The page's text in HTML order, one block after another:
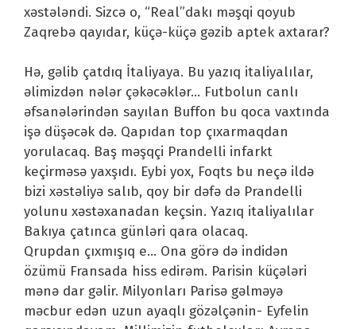
xəstələndi. Sizcə o, “Real”dakı məşqi qoyub
Zaqrebə qayıdar, küçə-küçə gəzib aptek axtarar?
Hə, gəlib çatdıq İtaliyaya. Bu yazıq italiyalılar,
əlimizdən nələr çəkəcəklər… Futbolun canlı
əfsanələrindən sayılan Buffon bu qoca vaxtında
işə düşəcək də. Qapıdan top çıxarmaqdan
yorulacaq. Baş məşqçi Prandelli infarkt
keçirməsə yaxşıdı. Eybi yox, Foqts bu neçə ildə
bizi xəstəliyə salıb, qoy bir dəfə də Prandelli
yolunu xəstəxanadan keçsin. Yazıq italiyalılar
Bakıya çatınca günləri qara olacaq.
Qrupdan çıxmışıq e… Ona görə də indidən
özümü Fransada hiss edirəm. Parisin küçələri
mənə dar gəlir. Milyonları Parisə gəlməyə
məcbur edən uzun ayaqlı gözəlçənin- Eyfelin